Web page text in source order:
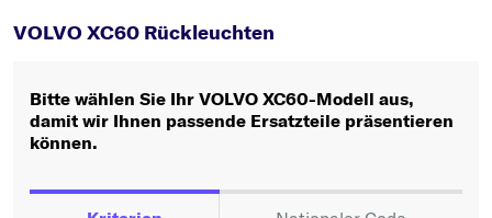
Wo finde ich die?
Oder
Oder Fahrzeugauswahl nach Kriterien:
Hersteller wählen
VOLVO XC60 Rückleuchten
Bitte wählen Sie Ihr VOLVO XC60-Modell aus,
damit wir Ihnen passende Ersatzteile präsentieren
können.